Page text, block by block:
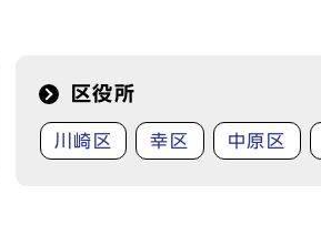
区役所
川崎区 幸区 中原区